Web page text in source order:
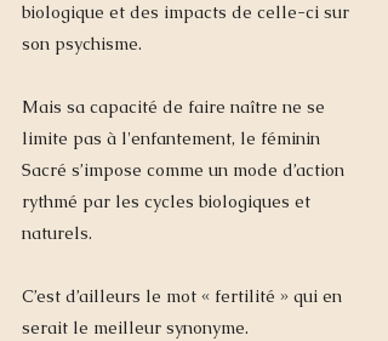
biologique et des impacts de celle-ci sur
son psychisme.
Mais sa capacité de faire naître ne se
limite pas à l'enfantement, le féminin
Sacré s’impose comme un mode d’action
rythmé par les cycles biologiques et
naturels.
C’est d’ailleurs le mot « fertilité » qui en
serait le meilleur synonyme.